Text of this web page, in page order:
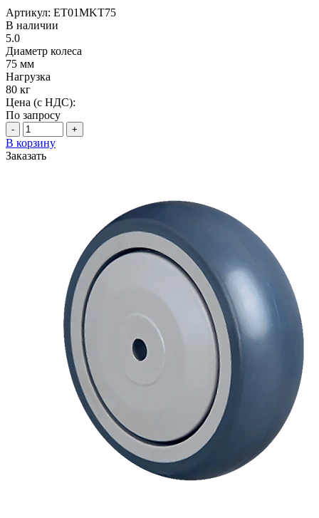
Артикул: ET01MKT75
В наличии
5.0
Диаметр колеса
75 мм
Нагрузка
80 кг
Цена (с НДС):
По запросу
- +
В корзину
Заказать